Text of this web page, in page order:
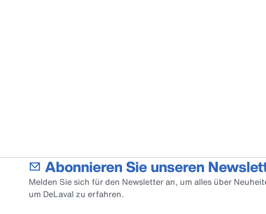
Abonnieren Sie unseren
Melden Sie sich für den Newsletter an, um alles über
um DeLaval zu erfahren.